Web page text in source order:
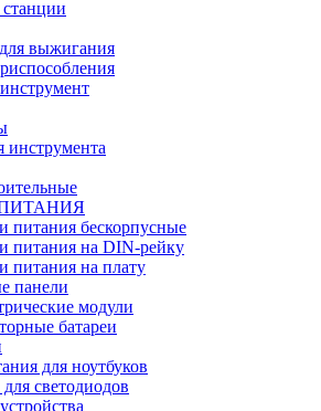
выжигания
инструмента
питания бескорпусные
питания на DIN-рейку
питания на плату
панели
модули
батареи
для ноутбуков
светодиодов